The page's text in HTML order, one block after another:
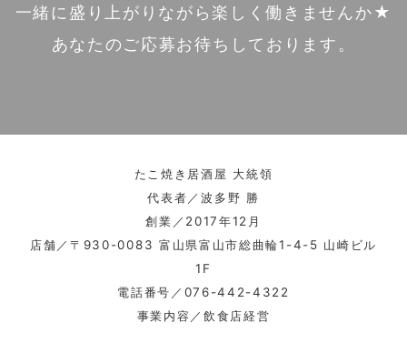
一緒に盛り上がりながら楽しく働きませんか★
あなたのご応募お待ちしております。
たこ焼き居酒屋 大統領
代表者／波多野 勝
創業／2017年12月
店舗／〒930-0083 富山県富山市総曲輪1-4-5 山崎ビル
1F
電話番号／076-442-4322
事業内容／飲食店経営